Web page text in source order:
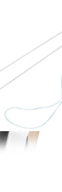
CLTL1-000004-en-
de